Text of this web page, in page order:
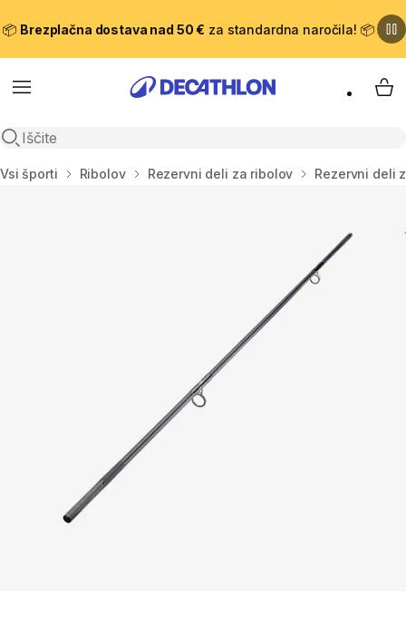
📦 Brezplačna dostava nad 50 € za standardna naročila! 📦
Meni
Odpri iskanje
Domov
Vsi športi Ribolov Rezervni deli za ribolov Rezervni deli